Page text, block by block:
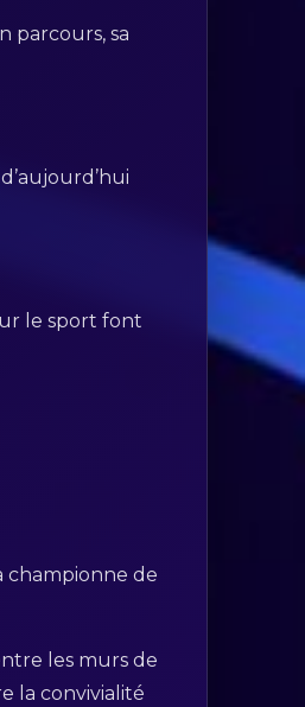
parcours, sa
le sport font
championne de
les murs de
la convivialité